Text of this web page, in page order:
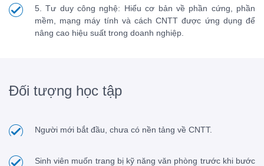
5. Tư duy công nghệ: Hiểu cơ bản về phần cứng, phần
mềm, mạng máy tính và cách CNTT được ứng dụng để
nâng cao hiệu suất trong doanh nghiệp.
Đối tượng học tập
Người mới bắt đầu, chưa có nền tảng về CNTT.
Sinh viên muốn trang bị kỹ năng văn phòng trước khi bước